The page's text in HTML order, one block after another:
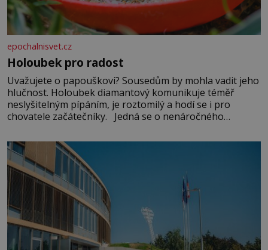
epochalnisvet.cz
Holoubek pro radost
Uvažujete o papouškovi? Sousedům by mohla vadit jeho
hlučnost. Holoubek diamantový komunikuje téměř
neslyšitelným pípáním, je roztomilý a hodí se i pro
chovatele začátečníky. Jedná se o nenáročného
času tráví na zemi, kde sbírá zbytky semínek Jeho
domovinou je prakticky celá Austrálie s výjimkou
pobřežní oblasti.